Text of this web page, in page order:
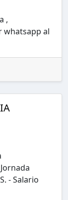
,
whatsapp al
- Salario